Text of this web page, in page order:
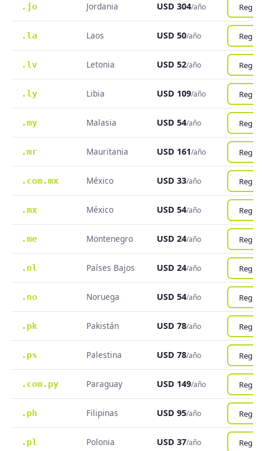
.jo Jordania USD 304/año
.la Laos USD 50/año
.lv Letonia USD 52/año
.ly Libia USD 109/año
.my Malasia USD 54/año
.mr Mauritania USD 161/año
.com.mx México USD 33/año
.mx México USD 54/año
.me Montenegro USD 24/año
.nl Países Bajos USD 24/año
.no Noruega USD 54/año
.pk Pakistán USD 78/año
.ps Palestina USD 78/año
.com.py Paraguay USD 149/año
.ph Filipinas USD 95/año
.pl Polonia USD 37/año